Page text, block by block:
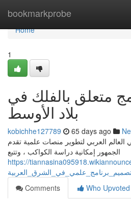
bookmarkprobe
Home
Home
1
متعلق بالفلك في
بلاد الأوسط
kobichhe127789 65 days ago
العالم العربي لتطوير منصات علمية تقدم
الجمهور إمكانية دراسة الكواكب ، وتتبع
https://
Comments
Who Upvoted